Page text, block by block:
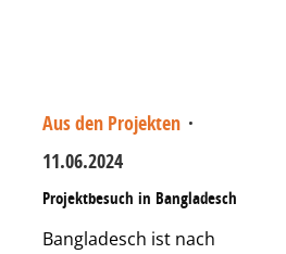
Aus den Projekten ·
11.06.2024
Projektbesuch in Bangladesch
Bangladesch ist nach